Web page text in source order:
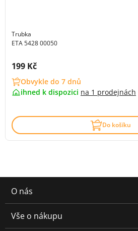
Trubka
ETA 5428 00050
Cena s DPH:
199 Kč
Obvykle do 7 dnů
ihned k dispozici na 1 prodejnách
Do košíku
O nás
Vše o nákupu